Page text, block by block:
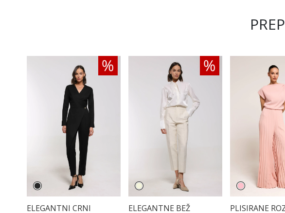
ELEGANTNI CRNI
ELEGANTNE BEŽ
PLISIRANE